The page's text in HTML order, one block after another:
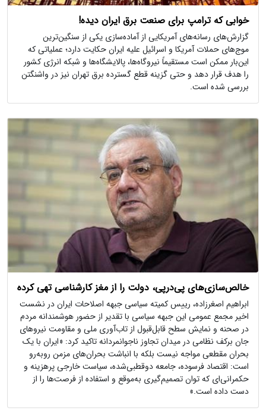
خوابی که ترامپ برای صنعت برق ایران دیده!
گزارش‌های رسانه‌های آمریکایی از آماده‌سازی یکی از سنگین‌ترین
موج‌های حملات آمریکا و اسرائیل علیه ایران حکایت دارد؛ عملیاتی که
این‌بار ممکن است مستقیماً نیروگاه‌ها، پالایشگاه‌ها و شبکه انرژی کشور
را هدف قرار دهد و حتی گزینه قطع گسترده برق تهران نیز در واشنگتن
بررسی شده است.
خالص‌سازی‌های پی‌درپی، دولت را از مغز کارشناسی تهی کرده
ابراهیم اصغرزاده، رییس کمیته سیاسی جبهه اصلاحات ایران در نشست
اخیر مجمع عمومی این جبهه سیاسی با تقدیر از حضور هوشمندانه مردم
در صحنه و نمایش سطح قابل‌قبول از تاب‌آوری ملی و مقاومت نیروهای
جان برکف نظامی در میدان تجاوز ناجوانمردانه تاکید کرد: «ایران با یک
بحران مقطعی مواجه نیست بلکه با انباشت بحران‌های مزمن روبه‌رو
است: اقتصاد فرسوده، جامعه‌ دوقطبی‌شده، سیاست خارجی پرهزینه و
حکمرانی‌ای که توان تصمیم‌گیری به‌موقع و استفاده از فرصت‌ها را از
دست داده است.»